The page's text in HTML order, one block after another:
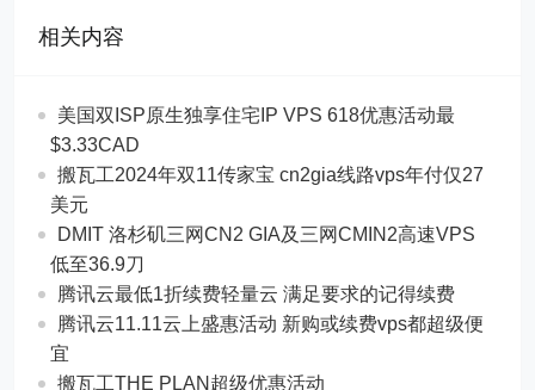
相关内容
美国双ISP原生独享住宅IP VPS 618优惠活动最
$3.33CAD
搬瓦工2024年双11传家宝 cn2gia线路vps年付仅27
美元
DMIT 洛杉矶三网CN2 GIA及三网CMIN2高速VPS
低至36.9刀
腾讯云最低1折续费轻量云 满足要求的记得续费
腾讯云11.11云上盛惠活动 新购或续费vps都超级便
宜
搬瓦工THE PLAN超级优惠活动